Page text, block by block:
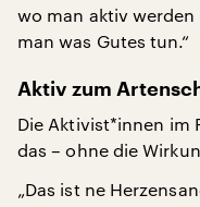
wo man aktiv
man was Gutes tun.“
Aktiv zum
Die Aktivist*innen im
das – ohne die
„Das ist ne